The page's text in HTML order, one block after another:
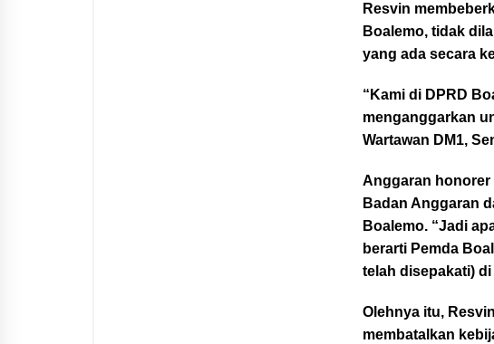
Resvin
Boalemo, tidak
yang ada secara
“Kami di DPRD
menganggarkan
Wartawan DM1,
Anggaran honorer
Badan Anggaran
Boalemo. “Jadi
berarti Pemda
telah disepakati)
Olehnya itu,
membatalkan